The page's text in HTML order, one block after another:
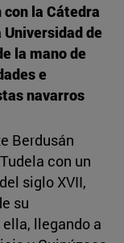
la Cátedra
de
la mano de
e
navarros
Berdusán
con un
siglo XVII,
su
llegando a